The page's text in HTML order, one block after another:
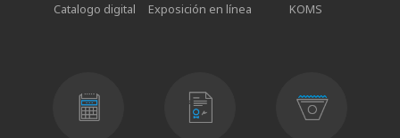
Catalogo digital Exposición en línea KOMS